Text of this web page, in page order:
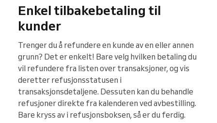
Enkel tilbakebetaling til
kunder
Trenger du å refundere en kunde av en eller annen
grunn? Det er enkelt! Bare velg hvilken betaling du
vil refundere fra listen over transaksjoner, og vis
deretter refusjonsstatusen i
transaksjonsdetaljene. Dessuten kan du behandle
refusjoner direkte fra kalenderen ved avbestilling.
Bare kryss av i refusjonsboksen, så er du ferdig.